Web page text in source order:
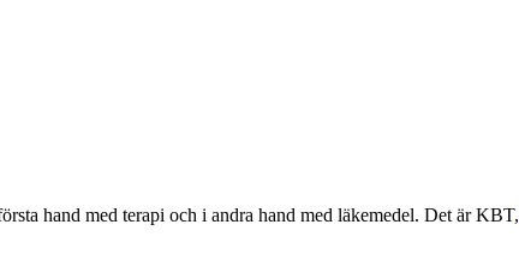
hand med terapi och i andra hand med läkemedel. Det är KBT,